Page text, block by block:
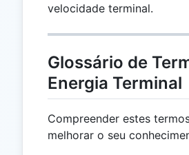
velocidade terminal.
Glossário de
Energia Terminal
Compreender estes
melhorar o seu